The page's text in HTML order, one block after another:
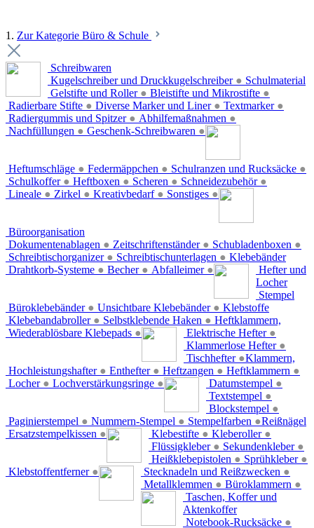
1. Zur Kategorie Büro & Schule
Schreibwaren
Kugelschreiber und Druckkugelschreiber ●
Gelstifte und Roller ● Bleistifte und Mikrostifte ●
Radierbare Stifte ● Diverse Marker und Liner ● Textmarker ●
Radiergummis und Spitzer ● Abhilfemaßnahmen ●
Nachfüllungen ● Geschenk-Schreibwaren ●
Schulmaterial
Heftumschläge ● Federmäppchen ● Schulranzen und Rucksäcke ●
Schulkoffer ● Heftboxen ● Scheren ● Schneidezubehör ●
Lineale ● Zirkel ● Kreativbedarf ● Sonstiges ●
Büroorganisation
Dokumentenablagen ● Zeitschriftenständer ● Schubladenboxen ●
Schreibtischorganizer ● Schreibtischunterlagen ●
Drahtkorb-Systeme ● Becher ● Abfalleimer ●
Klebebänder
Büroklebebänder ● Unsichtbare Klebebänder ●
Klebebandabroller ● Selbstklebende Haken ●
Wiederablösbare Klebepads ●
Hefter und
Locher
Elektrische Hefter ●
Klammerlose Hefter ●
Tischhefter ●
Hochleistungshafter ● Enthefter ● Heftzangen ● Heftklammern ●
Locher ● Lochverstärkungsringe ●
Stempel
Datumstempel ●
Textstempel ●
Blockstempel ●
Paginierstempel ● Nummern-Stempel ● Stempelfarben ●
Ersatzstempelkissen ●
Klebstoffe
Klebestifte ● Kleberoller ●
Flüssigkleber ● Sekundenkleber ●
Heißklebepistolen ● Sprühkleber ●
Klebstoffentferner ●
Heftklammern,
Klammern,
Reißnägel
Stecknadeln und Reißzwecken ●
Metallklemmen ● Büroklammern ●
Taschen, Koffer und
Aktenkoffer
Notebook-Rucksäcke ●